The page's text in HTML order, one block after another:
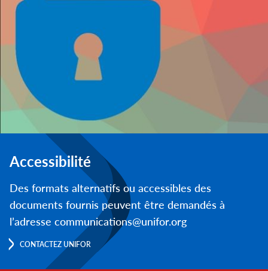
Accessibilité
Des formats alternatifs ou accessibles des
documents fournis peuvent être demandés à
l’adresse communications@unifor.org
CONTACTEZ UNIFOR